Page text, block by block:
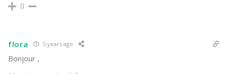
0
flora 5 years ago
Bonjour ,